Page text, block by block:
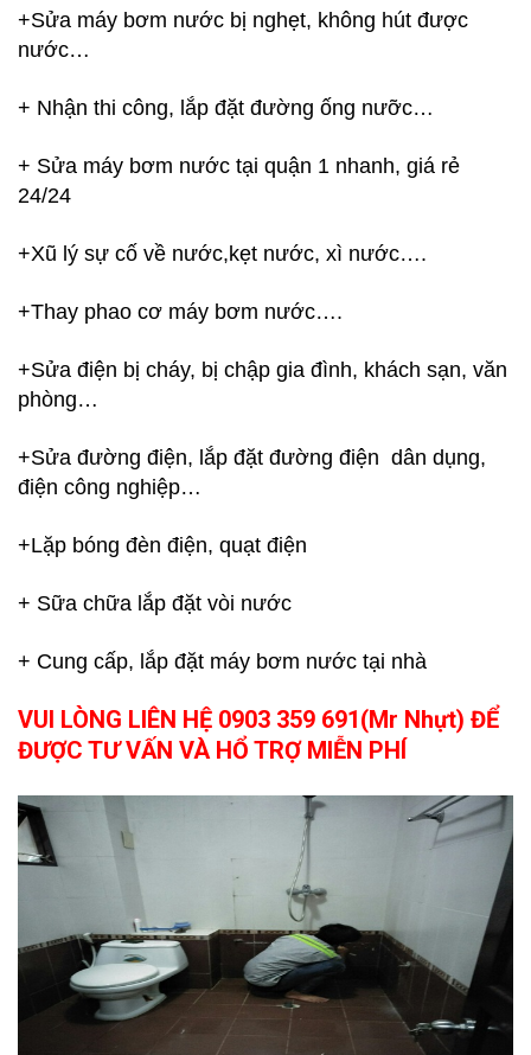
+Sửa máy bơm nước bị nghẹt, không hút được
nước…
+ Nhận thi công, lắp đặt đường ống nưỡc…
+ Sửa máy bơm nước tại quận 1 nhanh, giá rẻ
24/24
+Xũ lý sự cố về nước,kẹt nước, xì nước….
+Thay phao cơ máy bơm nước….
+Sửa điện bị cháy, bị chập gia đình, khách sạn, văn
phòng…
+Sửa đường điện, lắp đặt đường điện dân dụng,
điện công nghiệp…
+Lặp bóng đèn điện, quạt điện
+ Sữa chữa lắp đặt vòi nước
+ Cung cấp, lắp đặt máy bơm nước tại nhà
VUI LÒNG LIÊN HỆ 0903 359 691(Mr Nhựt) ĐỂ
ĐƯỢC TƯ VẤN VÀ HỔ TRỢ MIỄN PHÍ